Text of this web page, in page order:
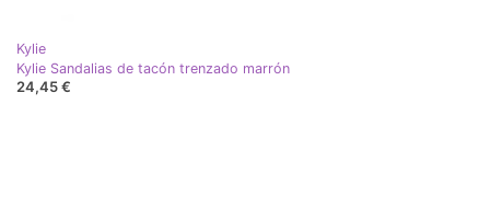
Kylie
Kylie Sandalias de tacón trenzado marrón
24,45 €